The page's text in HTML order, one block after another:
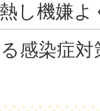
し機嫌
感染症